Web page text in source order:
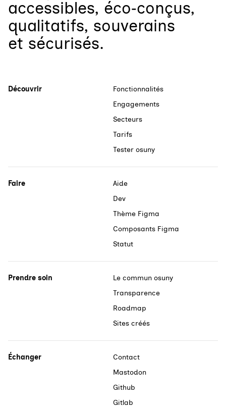
accessibles, éco‑conçus,
qualitatifs, souverains
et sécurisés.
Découvrir
Fonctionnalités
Engagements
Secteurs
Tarifs
Tester osuny
Faire
Aide
Dev
Thème Figma
Composants Figma
Statut
Prendre soin
Le commun osuny
Transparence
Roadmap
Sites créés
Échanger
Contact
Mastodon
Github
Gitlab